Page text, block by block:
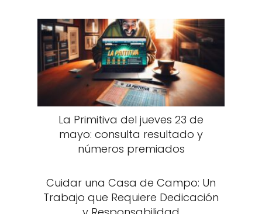
La Primitiva del jueves 23 de
mayo: consulta resultado y
números premiados
Cuidar una Casa de Campo: Un
Trabajo que Requiere Dedicación